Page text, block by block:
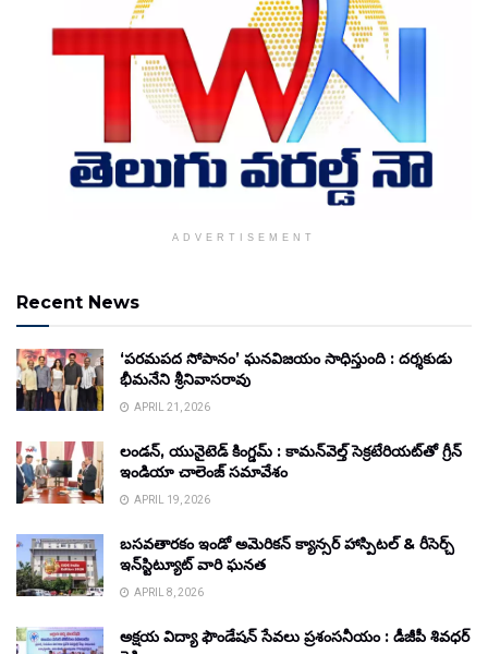
ADVERTISEMENT
Recent News
‘పరమపద సోపానం’ ఘనవిజయం సాధిస్తుంది : దర్శకుడు
భీమనేని శ్రీనివాసరావు
APRIL 21, 2026
లండన్, యునైటెడ్ కింగ్డమ్ : కామన్‌వెల్త్ సెక్రటేరియట్‌తో గ్రీన్
ఇండియా చాలెంజ్ సమావేశం
APRIL 19, 2026
బసవతారకం ఇండో అమెరికన్ క్యాన్సర్ హాస్పిటల్ & రీసెర్చ్
ఇన్‌స్టిట్యూట్ వారి ఘనత
APRIL 8, 2026
అక్షయ విద్యా ఫౌండేషన్ సేవలు ప్రశంసనీయం : డీజీపీ శివధర్